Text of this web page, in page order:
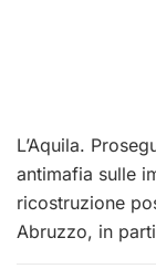
L’Aquila.
antimafia sulle
ricostruzione
Abruzzo, in